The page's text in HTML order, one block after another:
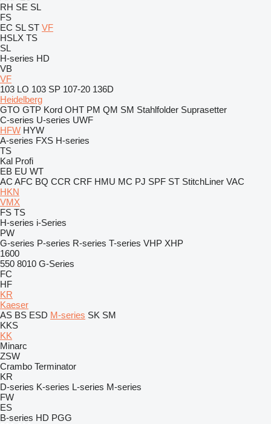
RH SE SL
FS
EC SL ST VF
HSLX TS
SL
H-series HD
VB
VF
103 LO 103 SP 107-20 136D
Heidelberg
GTO GTP Kord OHT PM QM SM Stahlfolder Suprasetter
C-series U-series UWF
HFW HYW
A-series FXS H-series
TS
Kal Profi
EB EU WT
AC AFC BQ CCR CRF HMU MC PJ SPF ST StitchLiner VAC
HKN
VMX
FS TS
H-series i-Series
PW
G-series P-series R-series T-series VHP XHP
1600
550 8010 G-Series
FC
HF
KR
Kaeser
AS BS ESD M-series SK SM
KKS
KK
Minarc
ZSW
Crambo Terminator
KR
D-series K-series L-series M-series
FW
ES
B-series HD PGG